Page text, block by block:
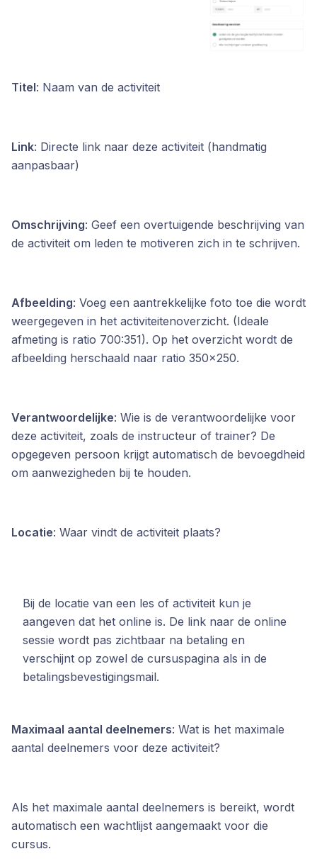
Titel: Naam van de activiteit
Link: Directe link naar deze activiteit (handmatig
aanpasbaar)
Omschrijving: Geef een overtuigende beschrijving van
de activiteit om leden te motiveren zich in te schrijven.
Afbeelding: Voeg een aantrekkelijke foto toe die wordt
weergegeven in het activiteitenoverzicht. (Ideale
afmeting is ratio 700∶351). Op het overzicht wordt de
afbeelding herschaald naar ratio 350x250.
Verantwoordelijke: Wie is de verantwoordelijke voor
deze activiteit, zoals de instructeur of trainer? De
opgegeven persoon krijgt automatisch de bevoegdheid
om aanwezigheden bij te houden.
Locatie: Waar vindt de activiteit plaats?
Bij de locatie van een les of activiteit kun je
aangeven dat het online is. De link naar de online
sessie wordt pas zichtbaar na betaling en
verschijnt op zowel de cursuspagina als in de
betalingsbevestigingsmail.
Maximaal aantal deelnemers: Wat is het maximale
aantal deelnemers voor deze activiteit?
Als het maximale aantal deelnemers is bereikt, wordt
automatisch een wachtlijst aangemaakt voor die
cursus.